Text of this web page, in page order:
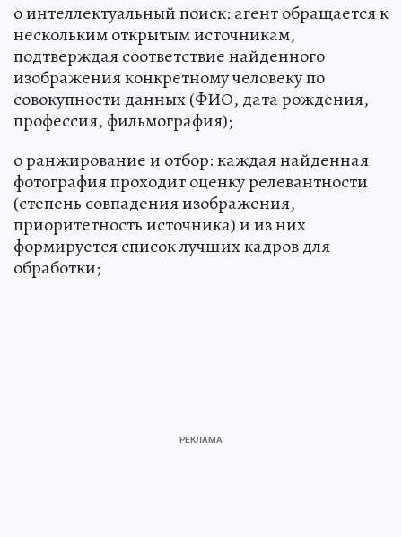
o интеллектуальный поиск: агент обращается к
нескольким открытым источникам,
подтверждая соответствие найденного
изображения конкретному человеку по
совокупности данных (ФИО, дата рождения,
профессия, фильмография);
o ранжирование и отбор: каждая найденная
фотография проходит оценку релевантности
(степень совпадения изображения,
приоритетность источника) и из них
формируется список лучших кадров для
обработки;